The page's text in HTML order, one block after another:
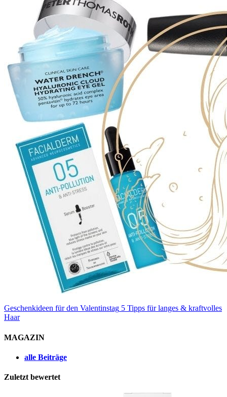
Geschenkideen für den Valentinstag 5 Tipps für langes & kraftvolles
Haar
MAGAZIN
alle Beiträge
Zuletzt bewertet